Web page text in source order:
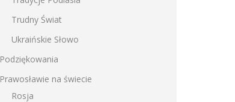
Trudny Świat
Ukraińskie Słowo
Podziękowania
Prawosławie na świecie
Rosja